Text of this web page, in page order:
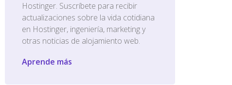
Hostinger. Suscríbete para recibir
actualizaciones sobre la vida cotidiana
en Hostinger, ingeniería, marketing y
otras noticias de alojamiento web.
Aprende más